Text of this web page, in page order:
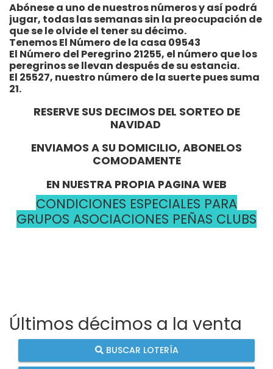
Abónese a uno de nuestros números y así podrá
jugar, todas las semanas sin la preocupación de
que se le olvide el tener su décimo.
Tenemos El Número de la casa 09543
El Número del Peregrino 21255, el número que los
peregrinos se llevan después de su estancia.
El 25527, nuestro número de la suerte pues suma
21.
RESERVE SUS DECIMOS DEL SORTEO DE
NAVIDAD
ENVIAMOS A SU DOMICILIO, ABONELOS
COMODAMENTE
EN NUESTRA PROPIA PAGINA WEB
CONDICIONES ESPECIALES PARA
GRUPOS ASOCIACIONES PEÑAS CLUBS
Últimos décimos a la venta
BUSCAR LOTERÍA